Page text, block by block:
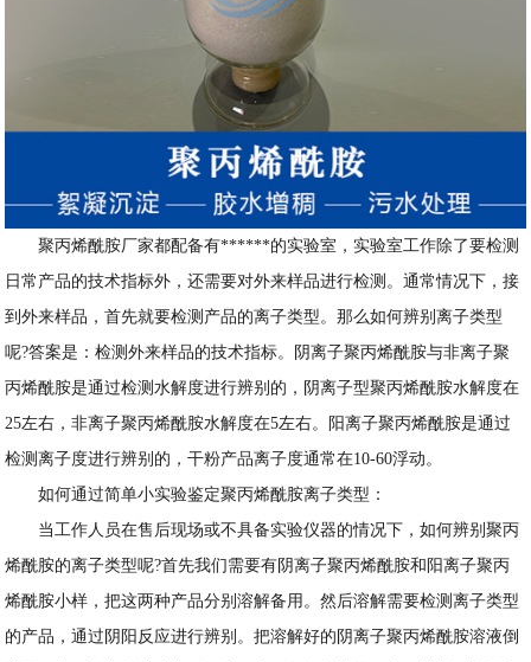
聚丙烯酰胺厂家都配备有******的实验室，实验室工作除了要检测
日常产品的技术指标外，还需要对外来样品进行检测。通常情况下，接
到外来样品，首先就要检测产品的离子类型。那么如何辨别离子类型
呢?答案是：检测外来样品的技术指标。阴离子聚丙烯酰胺与非离子聚
丙烯酰胺是通过检测水解度进行辨别的，阴离子型聚丙烯酰胺水解度在
25左右，非离子聚丙烯酰胺水解度在5左右。阳离子聚丙烯酰胺是通过
检测离子度进行辨别的，干粉产品离子度通常在10-60浮动。
如何通过简单小实验鉴定聚丙烯酰胺离子类型：
当工作人员在售后现场或不具备实验仪器的情况下，如何辨别聚丙
烯酰胺的离子类型呢?首先我们需要有阴离子聚丙烯酰胺和阳离子聚丙
烯酰胺小样，把这两种产品分别溶解备用。然后溶解需要检测离子类型
的产品，通过阴阳反应进行辨别。把溶解好的阴离子聚丙烯酰胺溶液倒